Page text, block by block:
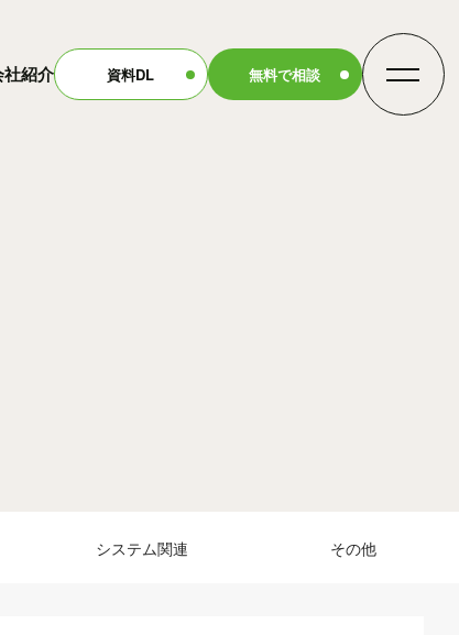
紹介 資料DL 無料で相談
システム関連 その他